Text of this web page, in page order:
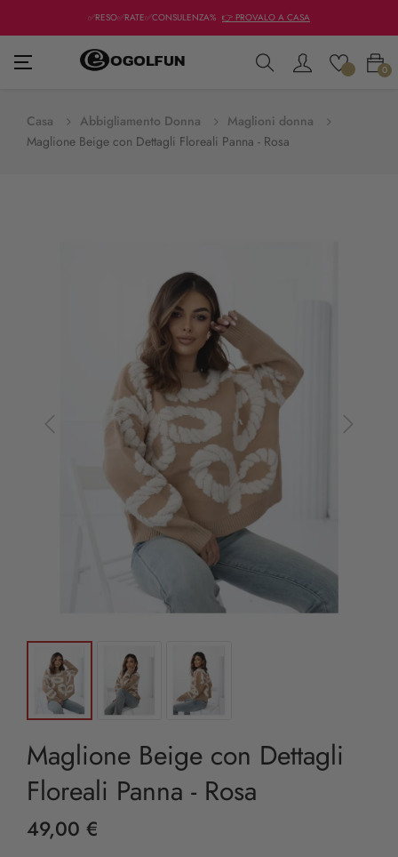
✅RESO✅RATE✅CONSULENZA% 👉 PROVALO A CASA
navigazione
☰ 0
Casa Abbigliamento Donna
Maglioni donna
Maglione Beige con Dettagli Floreali Panna - Rosa
Maglione Beige con Dettagli
Floreali Panna - Rosa
49,00 €